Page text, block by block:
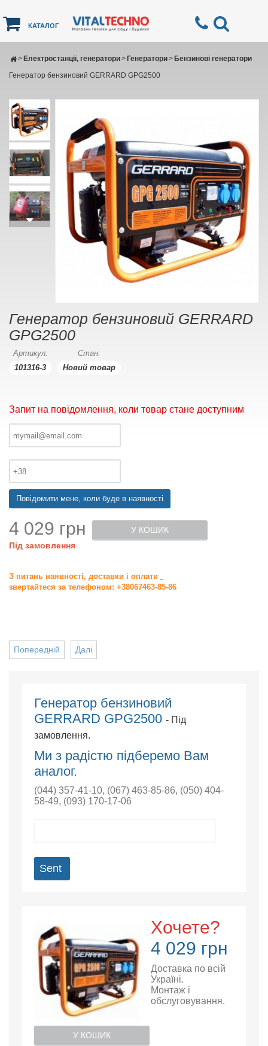
КАТАЛОГ
Електростанції, генератори
> Генератори
> Бензинові генератори
>
Генератор бензиновий GERRARD GPG2500
Генератор бензиновий GERRARD
GPG2500
Артикул:
101316-3
Стан:
Новий товар
Запит на повідомлення, коли товар стане доступним
Повідомити мене, коли буде в наявності
4 029 грн
Під замовлення
У КОШИК
З питань наявності, доставки і оплати
звертайтеся за телефоном: +38067463-85-86
Далі
Попередній
Генератор бензиновий
GERRARD GPG2500 - Під
замовлення.
Ми з радістю підберемо Вам
аналог.
(044) 357-41-10, (067) 463-85-86, (050) 404-
58-49, (093) 170-17-06
Sent
Хочете?
4 029 грн
Доставка по всій
Україні.
Монтаж і
обслуговування.
У КОШИК